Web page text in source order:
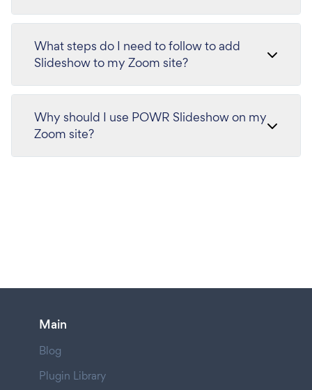
What steps do I need to follow to add
Slideshow to my Zoom site?
Why should I use POWR Slideshow on my
Zoom site?
Main
Blog
Plugin Library